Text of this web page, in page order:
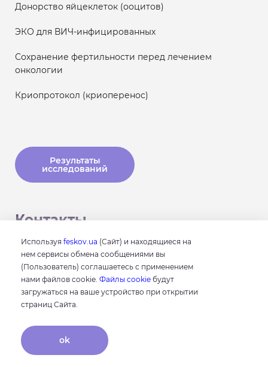
Используя feskov.ua (Сайт) и находящиеся на
нем сервисы обмена сообщениями вы
(Пользователь) соглашаетесь с применением
нами файлов cookie. Файлы cookie будут
загружаться на ваше устройство при открытии
страниц Сайта.
ok
Донорство яйцеклеток (ооцитов)
ЭКО для ВИЧ-инфицированных
Сохранение фертильности перед лечением
онкологии
Криопротокол (криоперенос)
Результаты
исследований
Контакты
Время работы:
пн, ср, пт 8:30 - 16:00
вт, чт 8:30 - 15:00
+38 098 100 76 76
+38 066 100 76 76